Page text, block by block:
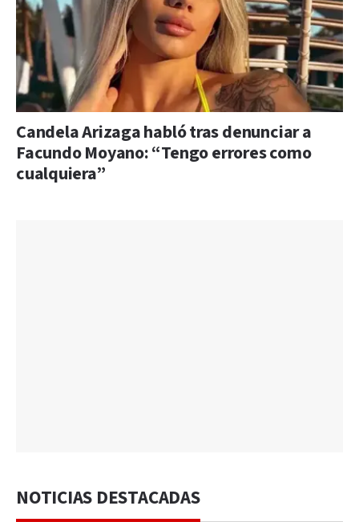
Candela Arizaga habló tras denunciar a
Facundo Moyano: “Tengo errores como
cualquiera”
NOTICIAS DESTACADAS